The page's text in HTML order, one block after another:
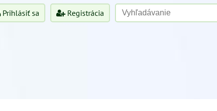
Prihlásiť sa Registrácia